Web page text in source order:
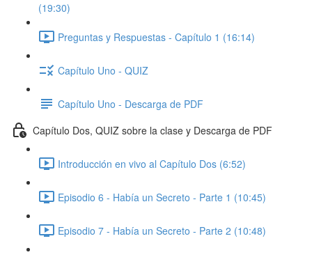
(19:30)
Preguntas y Respuestas - Capítulo 1 (16:14)
Capítulo Uno - QUIZ
Capítulo Uno - Descarga de PDF
Capítulo Dos, QUIZ sobre la clase y Descarga de PDF
Introducción en vivo al Capítulo Dos (6:52)
Episodio 6 - Había un Secreto - Parte 1 (10:45)
Episodio 7 - Había un Secreto - Parte 2 (10:48)